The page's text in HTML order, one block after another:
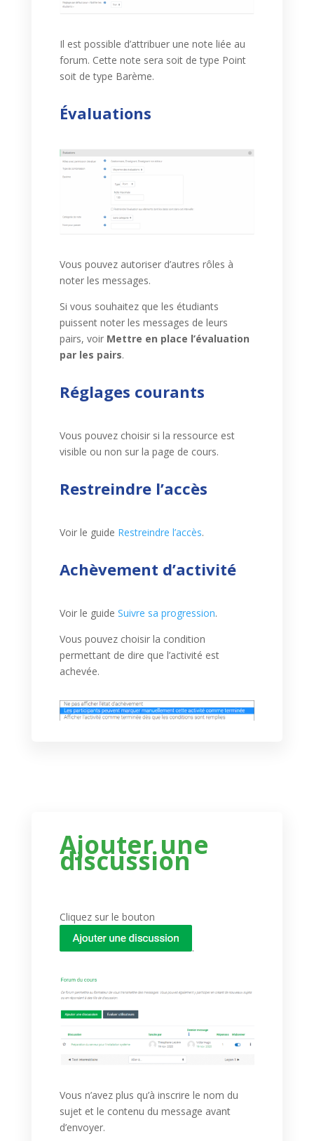
Il est possible d’attribuer une note liée au
forum. Cette note sera soit de type Point
soit de type Barème.
Évaluations
Vous pouvez autoriser d’autres rôles à
noter les messages.
Si vous souhaitez que les étudiants
puissent noter les messages de leurs
pairs, voir Mettre en place l’évaluation
par les pairs.
Réglages courants
Vous pouvez choisir si la ressource est
visible ou non sur la page de cours.
Restreindre l’accès
Voir le guide Restreindre l’accès.
Achèvement d’activité
Voir le guide Suivre sa progression.
Vous pouvez choisir la condition
permettant de dire que l’activité est
achevée.
Ajouter une
discussion
Cliquez sur le bouton
.
Vous n’avez plus qu’à inscrire le nom du
sujet et le contenu du message avant
d’envoyer.